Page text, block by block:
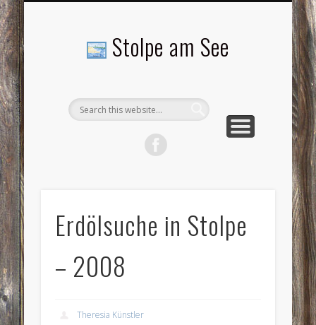
Stolpe am See
Erdölsuche in Stolpe
– 2008
Theresia Künstler